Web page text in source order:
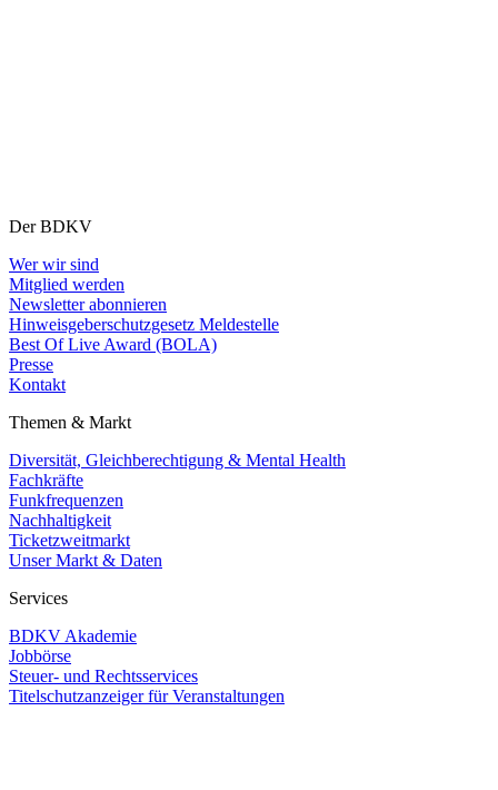
Der BDKV
Wer wir sind
Mitglied werden
Newsletter abonnieren
Hinweisgeberschutzgesetz Meldestelle
Best Of Live Award (BOLA)
Presse
Kontakt
Themen & Markt
Diversität, Gleichberechtigung & Mental Health
Fachkräfte
Funkfrequenzen
Nachhaltigkeit
Ticketzweitmarkt
Unser Markt & Daten
Services
BDKV Akademie
Jobbörse
Steuer- und Rechtsservices
Titelschutzanzeiger für Veranstaltungen